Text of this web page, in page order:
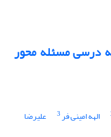
درسی مسئله محور
الهه امینی فر3 علیرضا